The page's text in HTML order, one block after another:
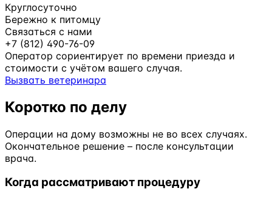
Круглосуточно
Бережно к питомцу
Связаться с нами
+7 (812) 490-76-09
Оператор сориентирует по времени приезда и
стоимости с учётом вашего случая.
Вызвать ветеринара
Коротко по делу
Операции на дому возможны не во всех случаях.
Окончательное решение – после консультации
врача.
Когда рассматривают процедуру